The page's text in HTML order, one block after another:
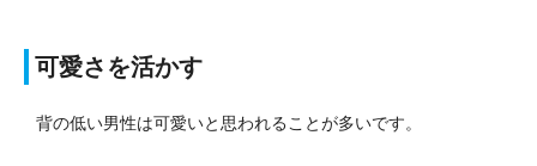
可愛さを活かす
背の低い男性は可愛いと思われることが多いです。